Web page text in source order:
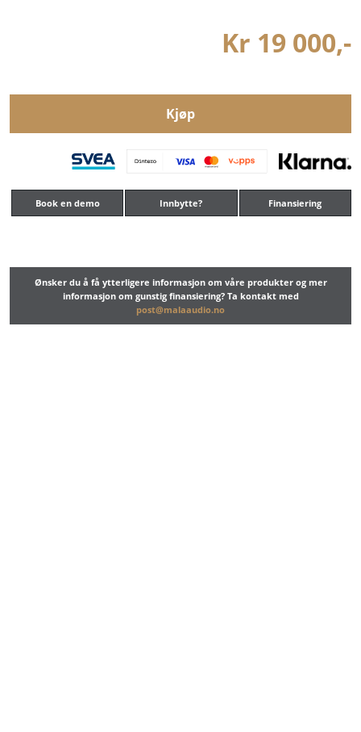
Kr 19 000,-
Kjøp
Book en demo Innbytte? Finansiering
Ønsker du å få ytterligere informasjon om våre produkter og mer
informasjon om gunstig finansiering? Ta kontakt med
post@malaaudio.no